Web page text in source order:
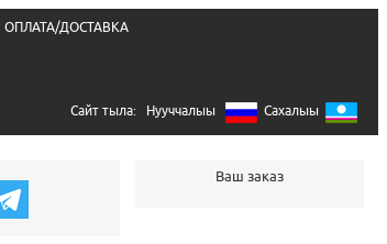
ОПЛАТА/ДОСТАВКА
Сайт тыла: Нууччалыы Сахалыы
Ваш заказ